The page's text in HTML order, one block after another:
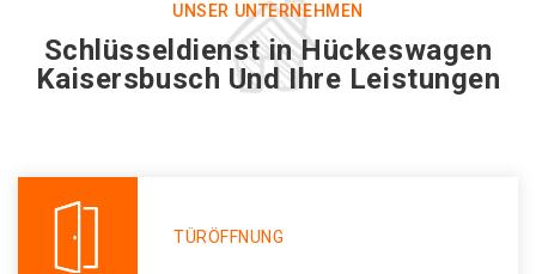
UNSER UNTERNEHMEN
Schlüsseldienst in Hückeswagen
Kaisersbusch Und Ihre Leistungen
TÜRÖFFNUNG